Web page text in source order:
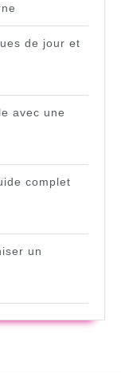
de jour et
avec une
complet
un